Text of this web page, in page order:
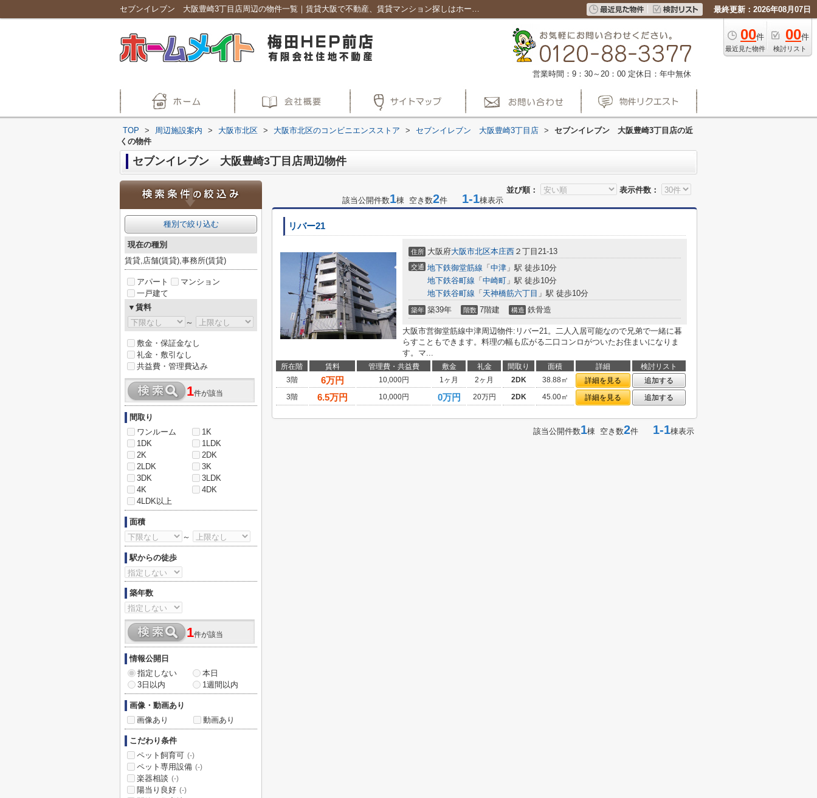
セブンイレブン 大阪豊崎3丁目店周辺の物件一覧｜賃貸大阪で不動産、賃貸マンション探しはホームメイト梅田HEP前店 最終更新：2026年08月07日
00件
最近見た物件
00件
検討リスト
営業時間：9：30～20：00 定休日：年中無休
TOP > 周辺施設案内 > 大阪市北区 > 大阪市北区のコンビニエンスストア > セブンイレブン 大阪豊崎3丁目店 >
セブンイレブン 大阪豊崎3丁目店の近
くの物件
セブンイレブン 大阪豊崎3丁目店周辺物件
並び順：
表示件数：
該当公開件数1棟 空き数2件 1-1棟表示
リバー21
住所 大阪府大阪市北区本庄西 ２丁目21-13
交通 地下鉄御堂筋線 「 中津 」駅 徒歩10分
地下鉄谷町線 「 中崎町 」駅 徒歩10分
地下鉄谷町線 「 天神橋筋六丁目 」駅 徒歩10分
築年 築39年 階数 7階建 構造 鉄骨造
大阪市営御堂筋線中津周辺物件:リバー21。二人入居可能なので兄弟で一緒に暮
らすこともできます。料理の幅も広がる二口コンロがついたお住まいになりま
す。マ...
所在階 賃料 管理費・共益費 敷金 礼金 間取り 面積 詳細
検討リスト
3階
6万円 10,000円 1ヶ月 2ヶ月 2DK 38.88㎡ 詳細を見る
追加する
3階
6.5万円 10,000円 0万円 20万円 2DK 45.00㎡ 詳細を見る 追加する
該当公開件数1棟 空き数2件 1-1棟表示
種別で絞り込む
現在の種別
賃貸,店舗(賃貸),事務所(賃貸)
アパート
マンション
一戸建て
▼賃料
～
敷金・保証金なし
礼金・敷引なし
共益費・管理費込み
1件が該当
間取り
ワンルーム
1K
1DK
1LDK
2K
2DK
2LDK
3K
3DK
3LDK
4K
4DK
4LDK以上
面積
～
駅からの徒歩
築年数
1件が該当
情報公開日
指定しない
本日
3日以内
1週間以内
画像・動画あり
画像あり
動画あり
こだわり条件
ペット飼育可 (-)
ペット専用設備 (-)
楽器相談 (-)
陽当り良好 (-)